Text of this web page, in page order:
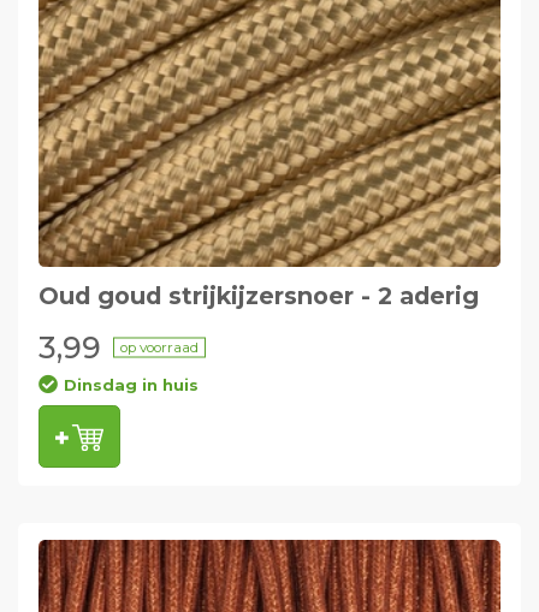
Oud goud strijkijzersnoer - 2 aderig
3,99 op voorraad
Dinsdag in huis